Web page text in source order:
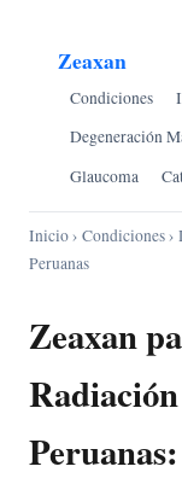
Zeaxan
Condiciones
Degeneración
Glaucoma
Inicio› Condiciones›
Peruanas
Zeaxan